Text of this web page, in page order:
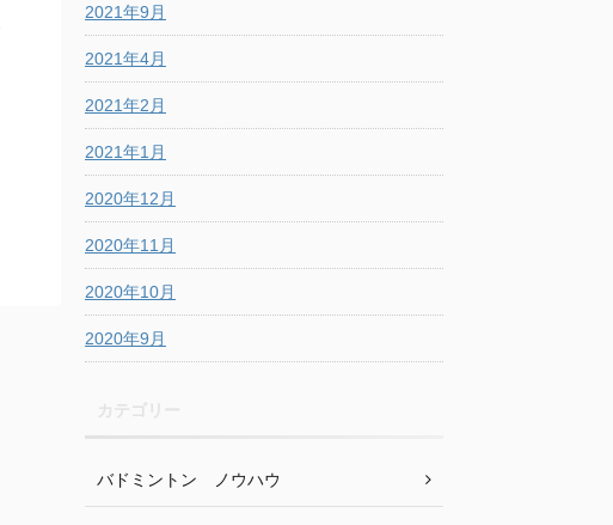
2021年9月
2021年4月
2021年2月
2021年1月
2020年12月
2020年11月
2020年10月
2020年9月
バドミントン ノウハウ